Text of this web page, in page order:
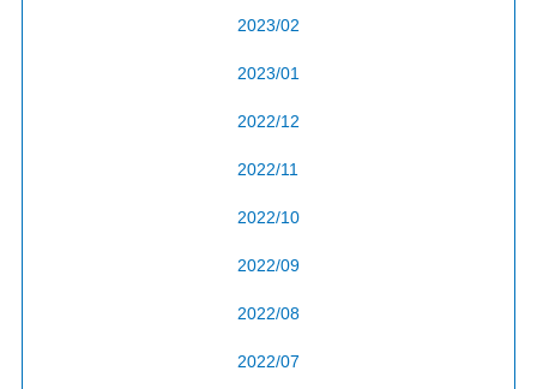
2023/02
2023/01
2022/12
2022/11
2022/10
2022/09
2022/08
2022/07